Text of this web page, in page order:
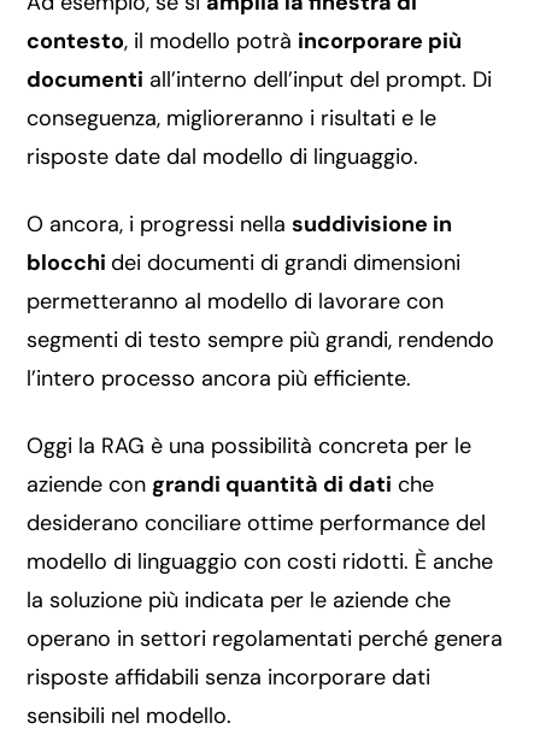
contesto, il modello potrà incorporare più
documenti all’interno dell’input del prompt. Di
conseguenza, miglioreranno i risultati e le
risposte date dal modello di linguaggio.
O ancora, i progressi nellasuddivisione in
blocchidei documenti di grandi dimensioni
permetteranno al modello di lavorare con
segmenti di testo sempre più grandi, rendendo
l’intero processo ancora più efficiente.
Oggi la RAG è una possibilità concreta per le
aziende con grandi quantità di dati che
desiderano conciliare ottime performance del
modello di linguaggio con costi ridotti. È anche
la soluzione più indicata per le aziende che
operano in settori regolamentati perché genera
risposte affidabili senza incorporare dati
sensibili nel modello.